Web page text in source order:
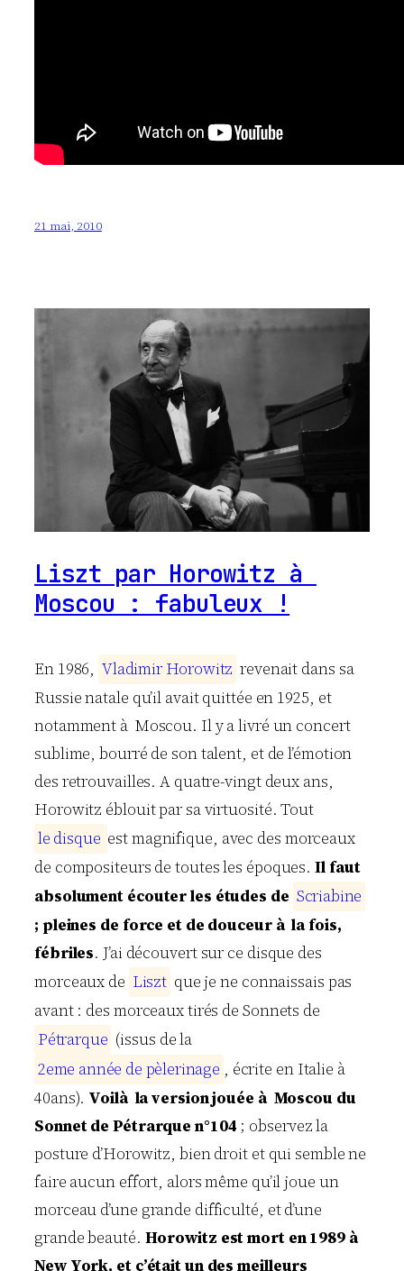
21 mai, 2010
Liszt par Horowitz à
Moscou : fabuleux !
En 1986, Vladimir Horowitz revenait dans sa
Russie natale qu’il avait quittée en 1925, et
notamment à Moscou. Il y a livré un concert
sublime, bourré de son talent, et de l’émotion
des retrouvailles. A quatre-vingt deux ans,
Horowitz éblouit par sa virtuosité. Tout
le disque est magnifique, avec des morceaux
de compositeurs de toutes les époques.Il faut
absolument écouter les études de Scriabine
; pleines de force et de douceur à la fois,
fébriles. J’ai découvert sur ce disque des
morceaux de Liszt que je ne connaissais pas
avant : des morceaux tirés de Sonnets de
Pétrarque (issus de la
2eme année de pèlerinage , écrite en Italie à
40ans). Voilà la version jouée à Moscou du
Sonnet de Pétrarque n°104 ; observez la
posture d’Horowitz, bien droit et qui semble ne
faire aucun effort, alors même qu’il joue un
morceau d’une grande difficulté, et d’une
grande beauté. Horowitz est mort en 1989 à
New York, et c’était un des meilleurs